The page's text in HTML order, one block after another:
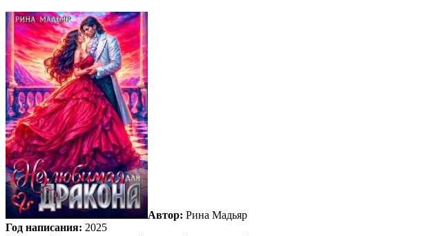
Автор: Рина Мадьяр
Год написания: 2025